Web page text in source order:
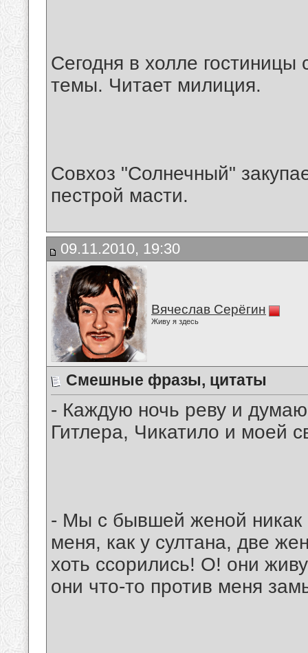
Сегодня в холле
темы. Читает милиция.
Совхоз "Солнечный"
пестрой масти.
09.11.2010, 19:30
Вячеслав Серёгин
Живу я здесь
Смешные фразы, цитаты
- Каждую ночь реву и
Гитлера, Чикатило и моей
- Мы с бывшей женой никак
меня, как у султана, две
хоть ссорились! О! они
они что-то против меня